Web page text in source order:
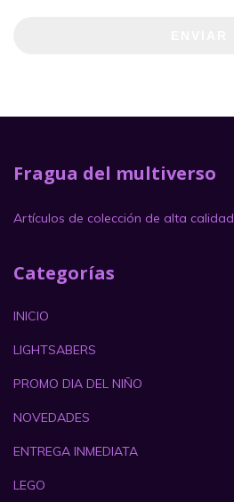
Fragua del multiverso
Artículos de colección de alta calidad
Categorías
INICIO
LIGHTSABERS
PROMO DIA DEL NIÑO
NOVEDADES
ENTREGA INMEDIATA
LEGO